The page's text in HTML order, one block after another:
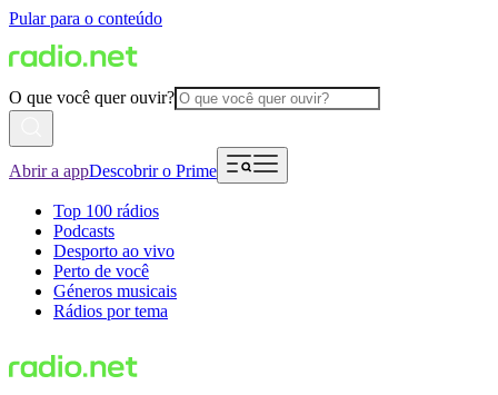
Pular para o conteúdo
O que você quer ouvir?
Abrir a appDescobrir o Prime
Top 100 rádios
Podcasts
Desporto ao vivo
Perto de você
Géneros musicais
Rádios por tema